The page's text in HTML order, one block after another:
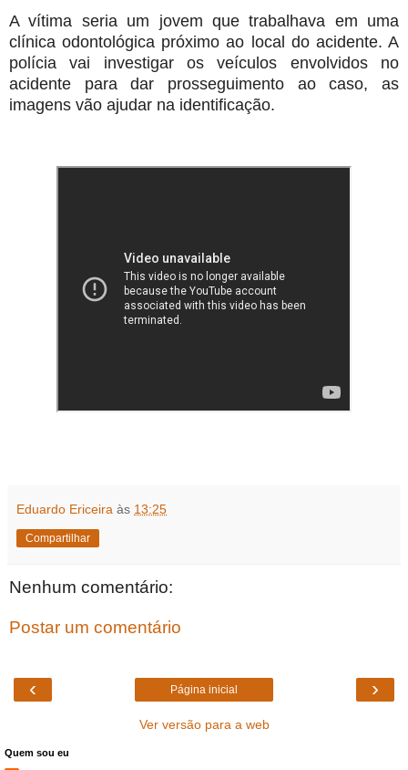
A vítima seria um jovem que trabalhava em uma
clínica odontológica próximo ao local do acidente. A
polícia vai investigar os veículos envolvidos no
acidente para dar prosseguimento ao caso, as
imagens vão ajudar na identificação.
Eduardo Ericeira às 13:25
Compartilhar
Nenhum comentário:
Postar um comentário
‹ ›
Página inicial
Ver versão para a web
Quem sou eu